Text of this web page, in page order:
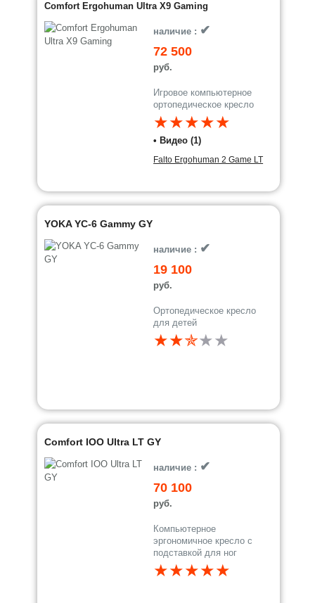
Comfort Ergohuman Ultra X9 Gaming
наличие : ✔
72 500
руб.
Игровое компьютерное
ортопедическое кресло
★★★★★
• Видео (1)
Falto Ergohuman 2 Game LT
YOKA YC-6 Gammy GY
наличие : ✔
19 100
руб.
Ортопедическое кресло
для детей
★★✯★★
Comfort IOO Ultra LT GY
наличие : ✔
70 100
руб.
Компьютерное
эргономичное кресло с
подставкой для ног
★★★★★